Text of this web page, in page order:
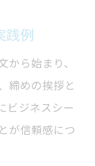
践例
ら始まり、
締めの挨拶と
ビジネスシー
が信頼感につ